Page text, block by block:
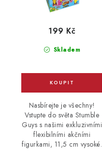
Skladem
199 Kč
Nasbírejte je všechny!
Vstupte do světa Stumble
Guys s našimi exkluzivními
flexibilními akčními
figurkami, 11,5 cm vysoké.